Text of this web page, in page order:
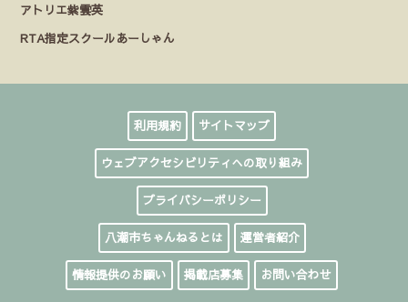
アトリエ紫雲英
RTA指定スクールあーしゃん
利用規約 サイトマップ
ウェブアクセシビリティへの取り組み
プライバシーポリシー
八潮市ちゃんねるとは 運営者紹介
情報提供のお願い 掲載店募集 お問い合わせ